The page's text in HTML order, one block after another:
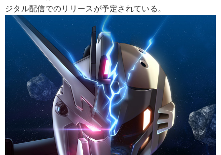
ジタル配信でのリリースが予定されている。